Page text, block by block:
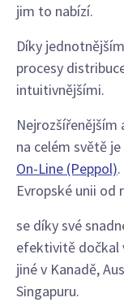
jim to nabízí.
Díky
procesy
intuitivnějšími.
na celém světě je
On-Line (Peppol)
Evropské unii od
se díky své
efektivitě dočkal
jiné v Kanadě,
Singapuru.